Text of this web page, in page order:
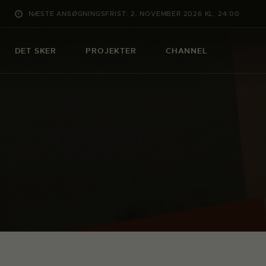
NÆSTE ANSØGNINGSFRIST: 2. NOVEMBER 2026 KL. 24:00
DET SKER PROJEKTER CHANNEL